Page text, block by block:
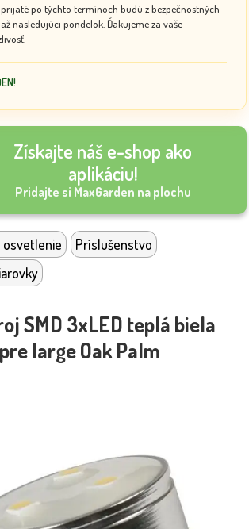
po týchto termínoch budú z bezpečnostných
nasledujúci pondelok. Ďakujeme za vaše
Získajte náš e-shop ako
aplikáciu!
Pridajte si MaxGarden na plochu
osvetlenie
Príslušenstvo
SMD 3xLED teplá biela
large Oak Palm